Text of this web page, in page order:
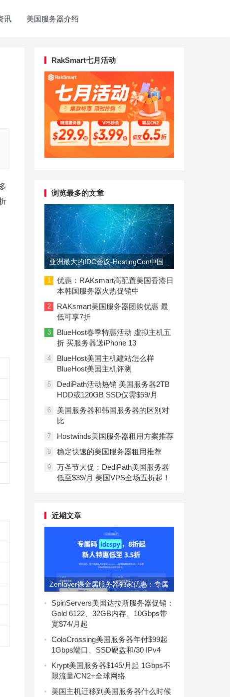
讯 美国服务器介绍
RakSmart七月活动
浏览最多的文章
亚洲最大的IDC会议-HostingCon中国
即将召开
1
优惠：RAKsmart高配置美国香港日
本韩国服务器火热促销中
2
RAKsmart美国服务器团购优惠 最
低可享7折
3
BlueHost春季特惠活动 虚拟主机五
折 买服务器送iPhone 13
4
BlueHost美国主机建站怎么样
BlueHost美国主机评测
5
DediPath活动热销 美国服务器2TB
HDD或120GB SSD仅需$59/月
6
美国服务器和韩国服务器的区别对
比
7 Hostwinds美国服务器租用方案推荐
8 稳定快速的美国服务器租用推荐
9
万圣节大促：DediPath美国服务器
低至$39/月 美国VPS全场五折起！
近期文章
Zenlayer裸金属服务器独家优惠：专属
码idcspy享8折
SpinServers美国达拉斯服务器促销：
Gold 6122、32GB内存、10Gbps带
宽$74/月起
ColoCrossing美国服务器年付$99起
1Gbps端口、SSD硬盘和/30 IPv4
Krypt美国服务器$145/月起 1Gbps不
限流量/CN2+全球网络
美国主机迁移到美国服务器什么时候